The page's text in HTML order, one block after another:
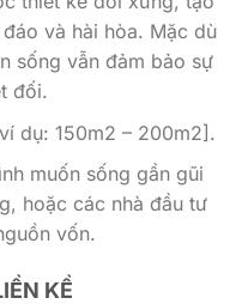
và hài hòa. Mặc dù
sống vẫn đảm bảo sự
đối.
dụ: 150m2 – 200m2].
muốn sống gần gũi
hoặc các nhà đầu tư
vốn.
KỀ